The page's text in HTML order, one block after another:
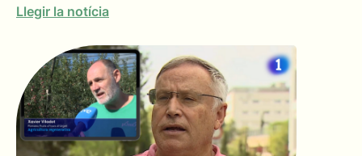
Llegir la notícia